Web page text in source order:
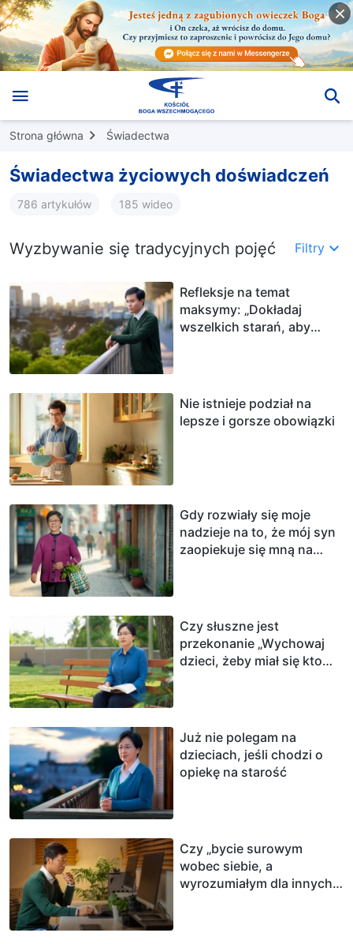
Strona główna Świadectwa
Świadectwa życiowych doświadczeń
786 artykułów 185 wideo
Wyzbywanie się tradycyjnych pojęć Filtry
Refleksje na temat
maksymy: „Dokładaj
wszelkich starań, aby
Nie istnieje podział na
lepsze i gorsze obowiązki
Gdy rozwiały się moje
nadzieje na to, że mój syn
zaopiekuje się mną na
Czy słuszne jest
przekonanie „Wychowaj
dzieci, żeby miał się kto
Już nie polegam na
dzieciach, jeśli chodzi o
opiekę na starość
Czy „bycie surowym
wobec siebie, a
wyrozumiałym dla innych”